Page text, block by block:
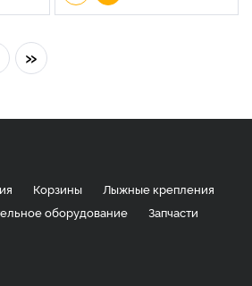
»
Корзины
Лыжные крепления
оборудование
Запчасти